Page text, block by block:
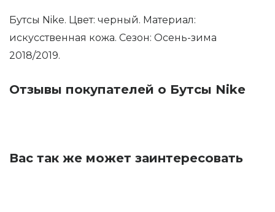
Бутсы Nike. Цвет: черный. Материал:
искусственная кожа. Сезон: Осень-зима
2018/2019.
Отзывы покупателей о Бутсы Nike
Вас так же может заинтересовать